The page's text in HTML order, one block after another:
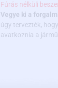
Fúrás nélküli
Vegye ki a
úgy tervezték,
avatkoznia a